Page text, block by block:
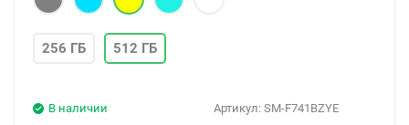
256 ГБ 512 ГБ
Артикул: SM-F741BZYE
В наличии